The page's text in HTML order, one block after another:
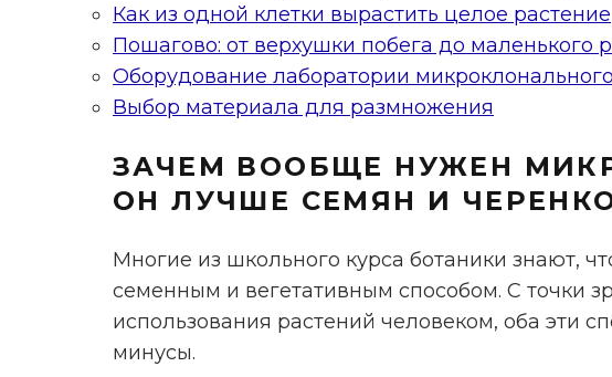
Как из одной клетки вырастить целое растение
Пошагово: от верхушки побега до маленького
Оборудование лаборатории
Выбор материала для размножения
ЗАЧЕМ ВООБЩЕ НУЖЕН
ОН ЛУЧШЕ СЕМЯН И
Многие из школьного курса ботаники знают,
семенным и вегетативным способом. С точки
использования растений человеком, оба эти
минусы.